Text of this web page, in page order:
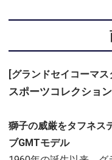
[グランドセイコーマ
スポーツコレクション
獅子の威厳をタフネス
ブGMTモデル